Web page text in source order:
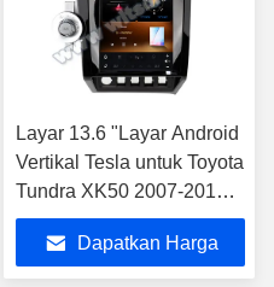
Layar 13.6 "Layar Android
Vertikal Tesla untuk Toyota
Tundra XK50 2007-2013
Sequoia XK60 2008 -
2017
Dapatkan Harga